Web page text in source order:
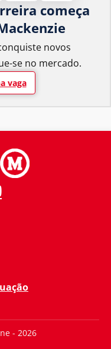
começa
novos
se no mercado.
vaga
- 2026